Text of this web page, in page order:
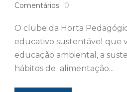
Comentários
0
O clube da Horta
educativo sustentável que
educação ambiental, a
hábitos de alimentação...